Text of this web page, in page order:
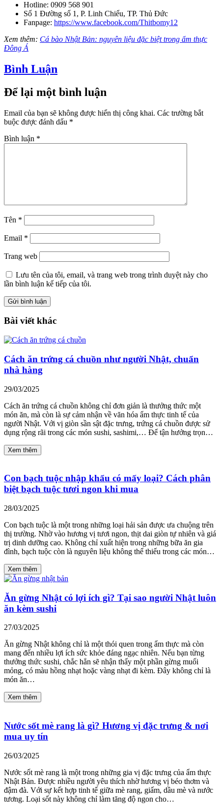
Hotline: 0909 568 901
Số 1 Đường số 1, P. Linh Chiểu, TP. Thủ Đức
Fanpage: https://www.facebook.com/Thitbomy12
Xem thêm: Cá bào Nhật Bản: nguyên liệu đặc biệt trong ẩm thực
Đông Á
Bình Luận
Để lại một bình luận
Email của bạn sẽ không được hiển thị công khai. Các trường bắt
buộc được đánh dấu *
Bình luận *
Tên *
Email *
Trang web
Lưu tên của tôi, email, và trang web trong trình duyệt này cho
lần bình luận kế tiếp của tôi.
Bài viết khác
Cách ăn trứng cá chuồn như người Nhật, chuẩn
nhà hàng
29/03/2025
Cách ăn trứng cá chuồn không chỉ đơn giản là thưởng thức một
món ăn, mà còn là sự cảm nhận về văn hóa ẩm thực tinh tế của
người Nhật. Với vị giòn sần sật đặc trưng, trứng cá chuồn được sử
dụng rộng rãi trong các món sushi, sashimi,… Để tận hưởng trọn…
Xem thêm
Con bạch tuộc nhập khẩu có mấy loại? Cách phân
biệt bạch tuộc tươi ngon khi mua
28/03/2025
Con bạch tuộc là một trong những loại hải sản được ưa chuộng trên
thị trường. Nhờ vào hương vị tươi ngon, thịt dai giòn tự nhiên và giá
trị dinh dưỡng cao. Không chỉ xuất hiện trong những bữa ăn gia
đình, bạch tuộc còn là nguyên liệu không thể thiếu trong các món…
Xem thêm
Ăn gừng Nhật có lợi ích gì? Tại sao người Nhật luôn
ăn kèm sushi
27/03/2025
Ăn gừng Nhật không chỉ là một thói quen trong ẩm thực mà còn
mang đến nhiều lợi ích sức khỏe đáng ngạc nhiên. Nếu bạn từng
thưởng thức sushi, chắc hẳn sẽ nhận thấy một phần gừng muối
mỏng, có màu hồng nhạt hoặc vàng nhạt đi kèm. Đây không chỉ là
món ăn…
Xem thêm
Nước sốt mè rang là gì? Hương vị đặc trưng & nơi
mua uy tín
26/03/2025
Nước sốt mè rang là một trong những gia vị đặc trưng của ẩm thực
Nhật Bản. Được nhiều người yêu thích nhờ hương vị béo thơm và
đậm đà. Với sự kết hợp tinh tế giữa mè rang, giấm, dầu mè và nước
tương. Loại sốt này không chỉ làm tăng độ ngon cho…